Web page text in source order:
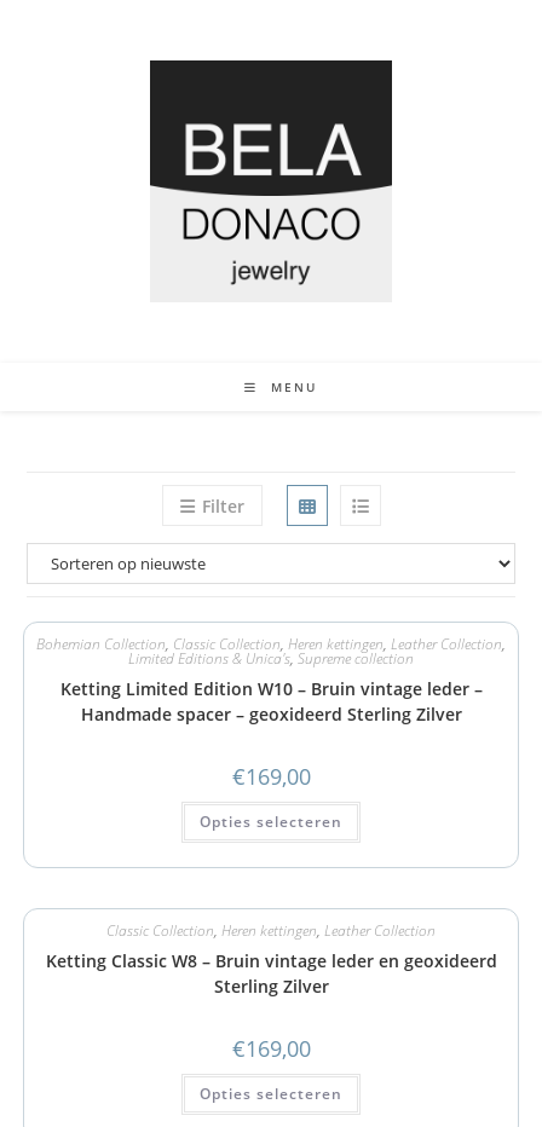
MENU
Filter
Bohemian Collection, Classic Collection, Heren kettingen, Leather Collection,
Limited Editions & Unica's, Supreme collection
Ketting Limited Edition W10 – Bruin vintage leder –
Handmade spacer – geoxideerd Sterling Zilver
€169,00
Opties selecteren
Classic Collection, Heren kettingen, Leather Collection
Ketting Classic W8 – Bruin vintage leder en geoxideerd
Sterling Zilver
€169,00
Opties selecteren